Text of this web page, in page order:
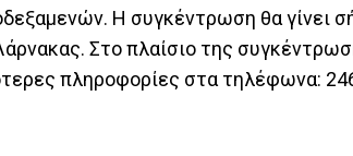
Η συγκέντρωση θα γίνει
Στο πλαίσιο της
πληροφορίες στα τηλέφωνα: